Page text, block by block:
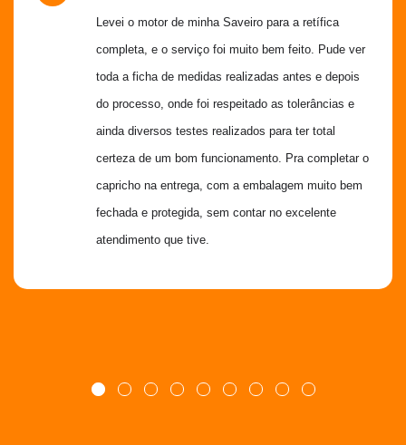
Levei o motor de minha Saveiro para a retífica
completa, e o serviço foi muito bem feito. Pude ver
toda a ficha de medidas realizadas antes e depois
do processo, onde foi respeitado as tolerâncias e
ainda diversos testes realizados para ter total
certeza de um bom funcionamento. Pra completar o
capricho na entrega, com a embalagem muito bem
fechada e protegida, sem contar no excelente
atendimento que tive.